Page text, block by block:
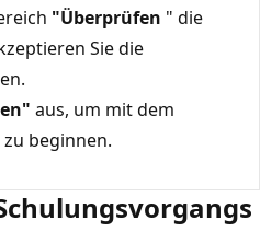
"Überprüfen " die
Sie die
aus, um mit dem
beginnen.